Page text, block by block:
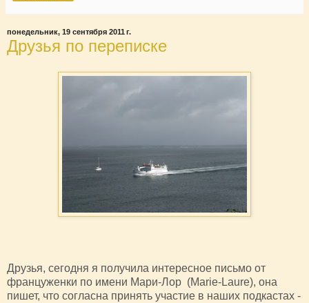
понедельник, 19 сентября 2011 г.
Друзья по переписке
Друзья, сегодня я получила интересное письмо от
француженки по имени Мари-Лор (Marie-Laure), она
пишет, что согласна принять участие в наших подкастах -